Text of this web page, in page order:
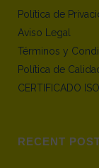
Política de
Aviso Legal
Términos y
Política de
CERTIFICADO
RECENT